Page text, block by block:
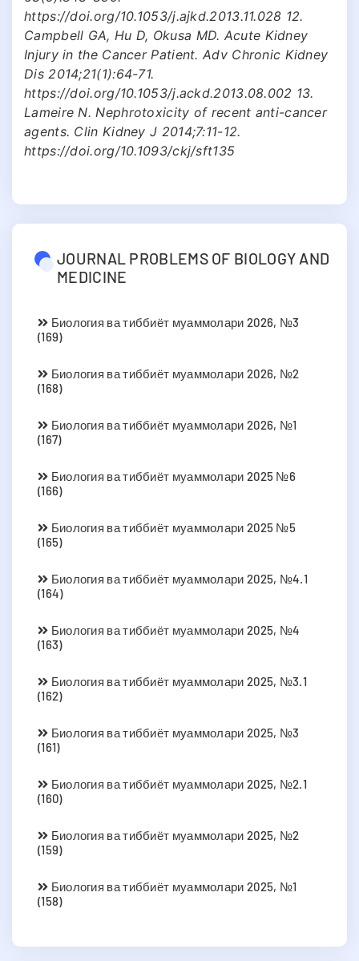
https://doi.org/10.1053/j.ajkd.2013.11.028 12.
Campbell GA, Hu D, Okusa MD. Acute Kidney
Injury in the Cancer Patient. Adv Chronic Kidney
Dis 2014;21(1):64-71.
https://doi.org/10.1053/j.ackd.2013.08.002 13.
Lameire N. Nephrotoxicity of recent anti-cancer
agents. Clin Kidney J 2014;7:11-12.
https://doi.org/10.1093/ckj/sft135
JOURNAL PROBLEMS OF BIOLOGY AND
MEDICINE
Биология ва тиббиёт муаммолари 2026, №3
(169)
Биология ва тиббиёт муаммолари 2026, №2
(168)
Биология ва тиббиёт муаммолари 2026, №1
(167)
Биология ва тиббиёт муаммолари 2025 №6
(166)
Биология ва тиббиёт муаммолари 2025 №5
(165)
Биология ва тиббиёт муаммолари 2025, №4.1
(164)
Биология ва тиббиёт муаммолари 2025, №4
(163)
Биология ва тиббиёт муаммолари 2025, №3.1
(162)
Биология ва тиббиёт муаммолари 2025, №3
(161)
Биология ва тиббиёт муаммолари 2025, №2.1
(160)
Биология ва тиббиёт муаммолари 2025, №2
(159)
Биология ва тиббиёт муаммолари 2025, №1
(158)